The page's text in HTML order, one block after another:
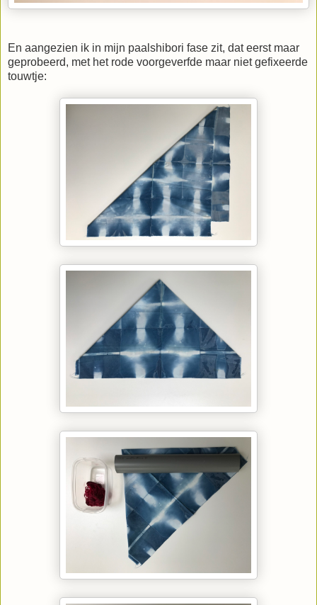
En aangezien ik in mijn paalshibori fase zit, dat eerst maar
geprobeerd, met het rode voorgeverfde maar niet gefixeerde
touwtje: